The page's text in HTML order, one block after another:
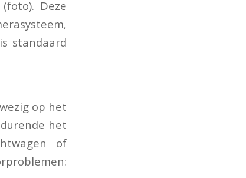
Deze
standaard
op het
het
of